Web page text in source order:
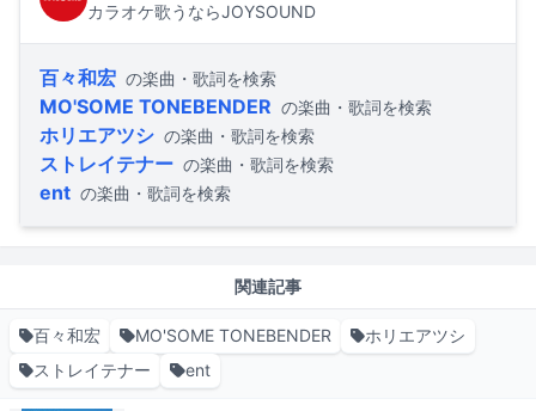
カラオケ歌うならJOYSOUND
百々和宏 の楽曲・歌詞を検索
MO'SOME TONEBENDER の楽曲・歌詞を検索
ホリエアツシ の楽曲・歌詞を検索
ストレイテナー の楽曲・歌詞を検索
ent の楽曲・歌詞を検索
関連記事
百々和宏 MO'SOME TONEBENDER
ホリエアツシ
ストレイテナー
ent